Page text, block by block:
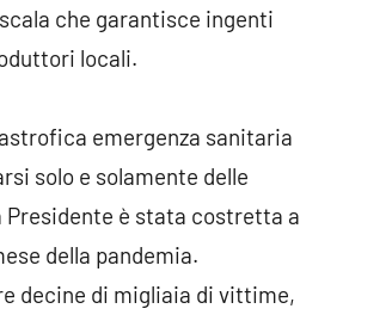
che garantisce ingenti
locali.
emergenza sanitaria
solo e solamente delle
Presidente è stata costretta a
della pandemia.
decine di migliaia di vittime,